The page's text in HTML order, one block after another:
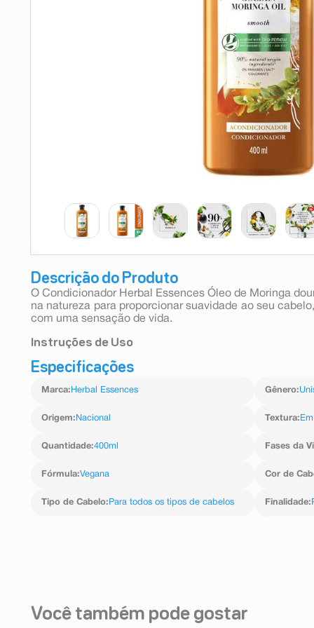
Descrição do Produto
O Condicionador Herbal Essences Óleo de Moringa
na natureza para proporcionar suavidade ao seu
com uma sensação de vida.
Instruções de Uso
Aplique uma quantidade generosa de condicionador no
Especificações
Marca: Herbal Essences Gênero:
Origem: Nacional Textura:
Quantidade:400ml Fases da
Fórmula:Vegana Cor de
Tipo de Cabelo: Para todos os tipos de cabelos Finalidade:
Você também pode gostar
teste gravidez